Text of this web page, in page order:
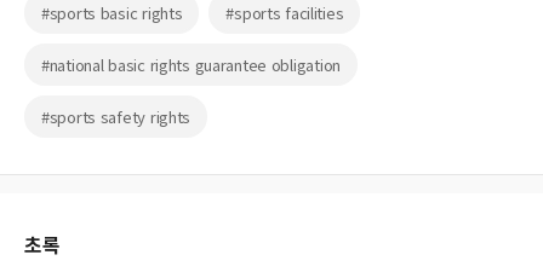
#sports basic rights #sports facilities
#national basic rights guarantee obligation
#sports safety rights
초록